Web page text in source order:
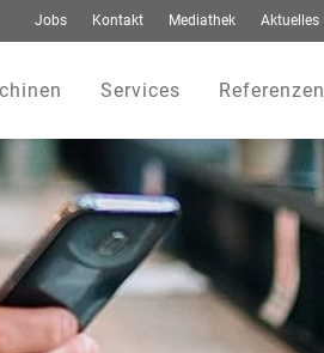
Jobs Kontakt Mediathek Aktuelles
Services Referenzen